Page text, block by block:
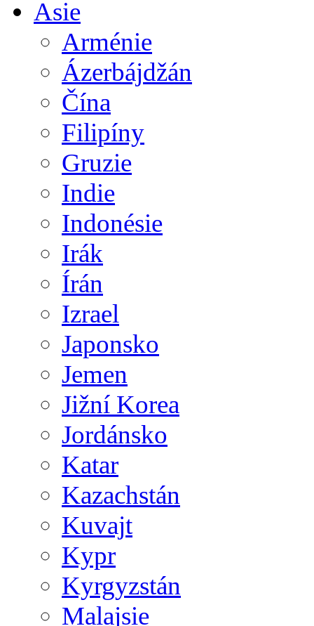
Asie
Arménie
Ázerbájdžán
Čína
Filipíny
Gruzie
Indie
Indonésie
Irák
Írán
Izrael
Japonsko
Jemen
Jižní Korea
Jordánsko
Katar
Kazachstán
Kuvajt
Kypr
Kyrgyzstán
Malajsie